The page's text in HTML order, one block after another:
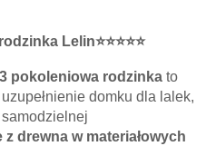
Lelin⭐⭐⭐⭐⭐
3 pokoleniowa rodzinka to
domku dla lalek,
drewna w materiałowych